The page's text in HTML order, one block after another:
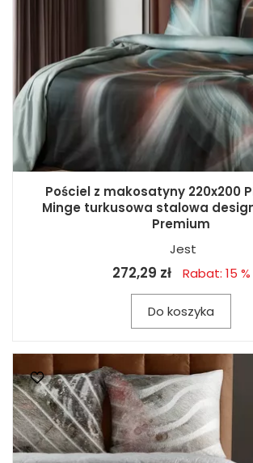
Pościel z makosatyny 220x200
Minge turkusowa stalowa
Premium
Jest
272,29 zł Rabat: 15 %
Do koszyka